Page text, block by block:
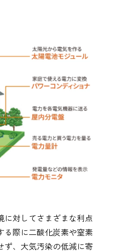
に対してさまざまな利点
る際に二酸化炭素や窒素
ず、大気汚染の低減に寄